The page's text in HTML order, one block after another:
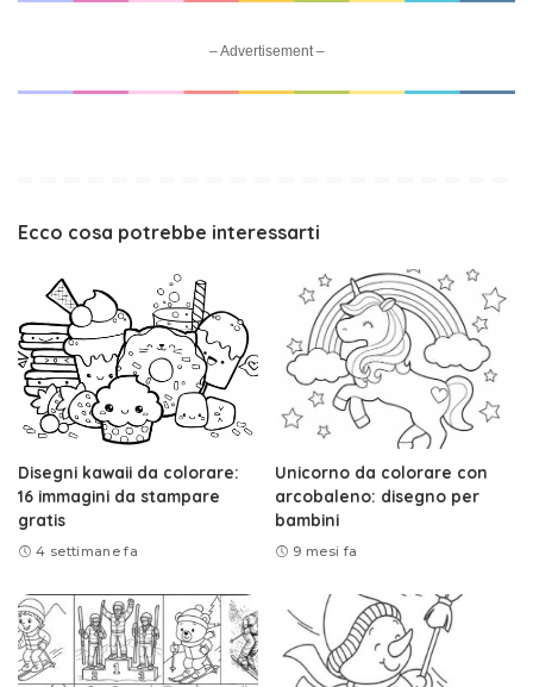
– Advertisement –
Ecco cosa potrebbe interessarti
Disegni kawaii da colorare:
16 immagini da stampare
gratis
4 settimane fa
Unicorno da colorare con
arcobaleno: disegno per
bambini
9 mesi fa